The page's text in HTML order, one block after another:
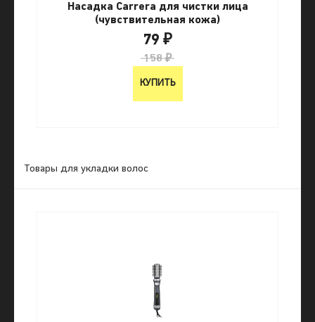
Насадка Carrera для чистки лица
(чувствительная кожа)
79 ₽
158 ₽
КУПИТЬ
Товары для укладки волос